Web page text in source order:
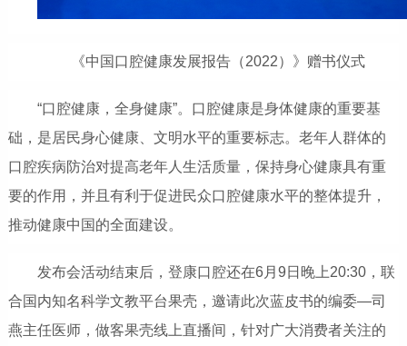
《中国口腔健康发展报告（2022）》赠书仪式
“口腔健康，全身健康”。口腔健康是身体健康的重要基
础，是居民身心健康、文明水平的重要标志。老年人群体的
口腔疾病防治对提高老年人生活质量，保持身心健康具有重
要的作用，并且有利于促进民众口腔健康水平的整体提升，
推动健康中国的全面建设。
发布会活动结束后，登康口腔还在6月9日晚上20:30，联
合国内知名科学文教平台果壳，邀请此次蓝皮书的编委—司
燕主任医师，做客果壳线上直播间，针对广大消费者关注的